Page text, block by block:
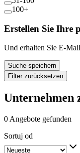
100+
Erstellen Sie Ihre
Und erhalten Sie E-
Suche speichern
Filter zurücksetzen
Unternehmen
0 Angebote gefunden
Sortuj od